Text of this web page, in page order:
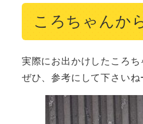
ころちゃんか
実際にお出かけしたころ
ぜひ、参考にして下さいね